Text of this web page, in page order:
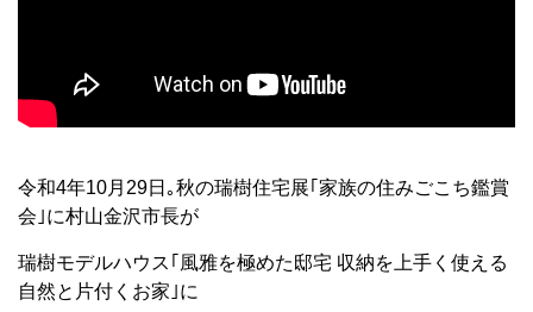
令和4年10月29日｡秋の瑞樹住宅展｢家族の住みごこち鑑賞
会｣に村山金沢市長が
瑞樹モデルハウス｢風雅を極めた邸宅 収納を上手く使える
自然と片付くお家｣に